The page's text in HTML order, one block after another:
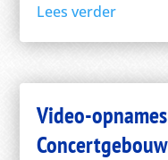
Lees verder
Video-
Concertgebouw